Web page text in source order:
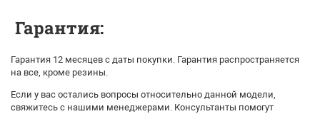
Гарантия:
Гарантия 12 месяцев с даты покупки. Гарантия распространяется
на все, кроме резины.
Если у вас остались вопросы относительно данной модели,
свяжитесь с нашими менеджерами. Консультанты помогут